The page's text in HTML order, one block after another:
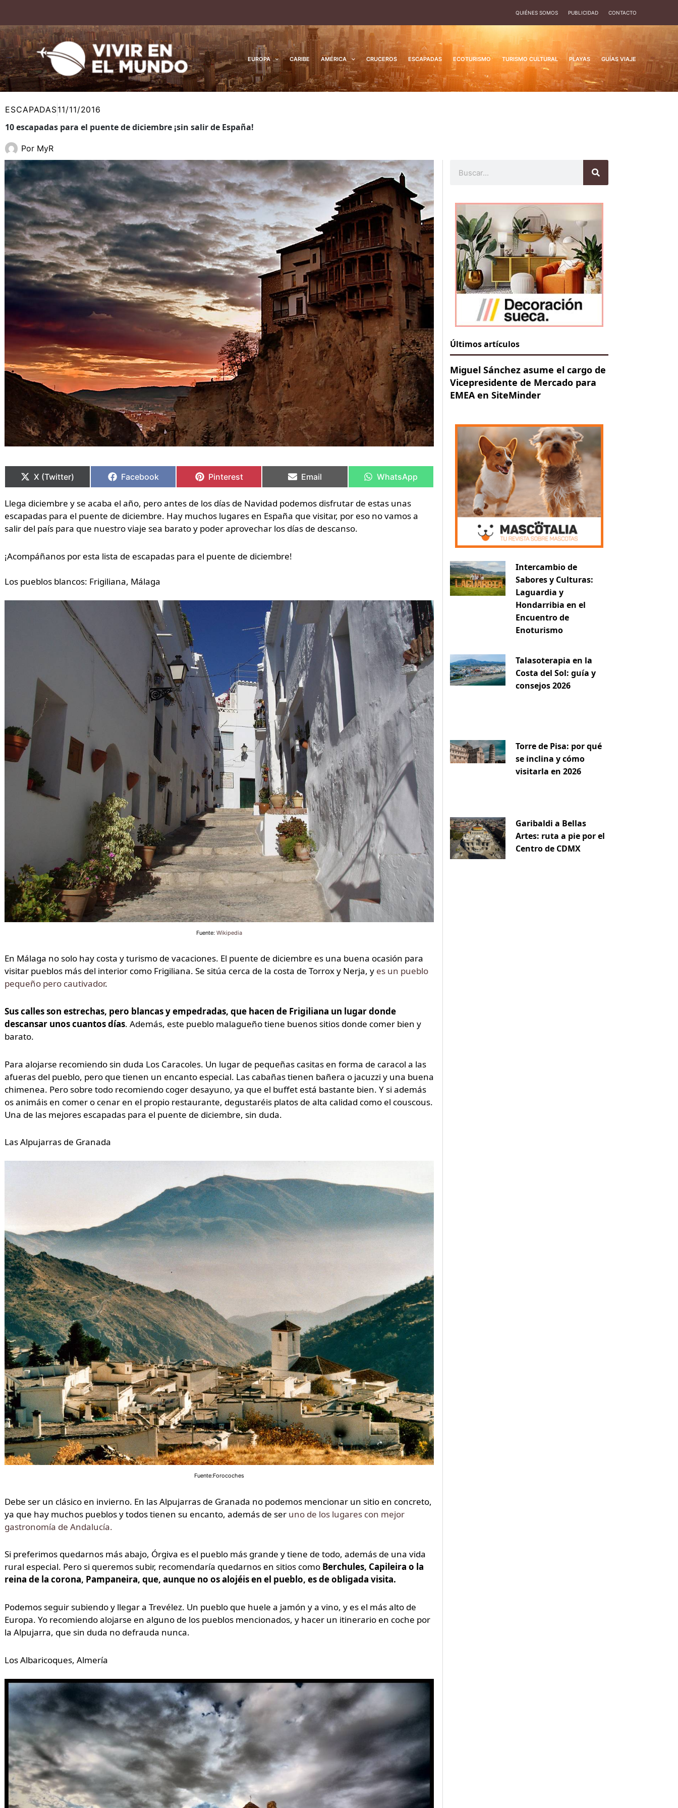
contenido
QUIÉNES SOMOS PUBLICIDAD CONTACTO
EUROPA CARIBE AMÉRICA CRUCEROS ESCAPADAS ECOTURISMO TURISMO CULTURAL PLAYAS GUÍAS VIAJE
ESCAPADAS11/11/2016
10 escapadas para el puente de diciembre ¡sin salir de España!
Por MyR
en
X (Twitter)
en
Facebook
en
Pinterest
en
Email
en
WhatsApp
Llega diciembre y se acaba el año, pero antes de los días de Navidad podemos disfrutar de estas unas
escapadas para el puente de diciembre. Hay muchos lugares en España que visitar, por eso no vamos a
salir del país para que nuestro viaje sea barato y poder aprovechar los días de descanso.
¡Acompáñanos por esta lista de escapadas para el puente de diciembre!
Los pueblos blancos: Frigiliana, Málaga
Fuente: Wikipedia
En Málaga no solo hay costa y turismo de vacaciones. El puente de diciembre es una buena ocasión para
visitar pueblos más del interior como Frigiliana. Se sitúa cerca de la costa de Torrox y Nerja, y es un pueblo
pequeño pero cautivador.
Sus calles son estrechas, pero blancas y empedradas, que hacen de Frigiliana un lugar donde
descansar unos cuantos días. Además, este pueblo malagueño tiene buenos sitios donde comer bien y
barato.
Para alojarse recomiendo sin duda Los Caracoles. Un lugar de pequeñas casitas en forma de caracol a las
afueras del pueblo, pero que tienen un encanto especial. Las cabañas tienen bañera o jacuzzi y una buena
chimenea. Pero sobre todo recomiendo coger desayuno, ya que el buffet está bastante bien. Y si además
os animáis en comer o cenar en el propio restaurante, degustaréis platos de alta calidad como el couscous.
Una de las mejores escapadas para el puente de diciembre, sin duda.
Las Alpujarras de Granada
Fuente:Forocoches
Debe ser un clásico en invierno. En las Alpujarras de Granada no podemos mencionar un sitio en concreto,
ya que hay muchos pueblos y todos tienen su encanto, además de ser uno de los lugares con mejor
gastronomía de Andalucía.
Si preferimos quedarnos más abajo, Órgiva es el pueblo más grande y tiene de todo, además de una vida
rural especial. Pero si queremos subir, recomendaría quedarnos en sitios como Berchules, Capileira o la
reina de la corona, Pampaneira, que, aunque no os alojéis en el pueblo, es de obligada visita.
Podemos seguir subiendo y llegar a Trevélez. Un pueblo que huele a jamón y a vino, y es el más alto de
Europa. Yo recomiendo alojarse en alguno de los pueblos mencionados, y hacer un itinerario en coche por
la Alpujarra, que sin duda no defrauda nunca.
Los Albaricoques, Almería
en
en
en
en
en
Últimos artículos
Miguel Sánchez asume el cargo de
Vicepresidente de Mercado para
EMEA en SiteMinder
Intercambio de
Sabores y Culturas:
Laguardia y
Hondarribia en el
Encuentro de
Enoturismo
Talasoterapia en la
Costa del Sol: guía y
consejos 2026
Torre de Pisa: por qué
se inclina y cómo
visitarla en 2026
Garibaldi a Bellas
Artes: ruta a pie por el
Centro de CDMX